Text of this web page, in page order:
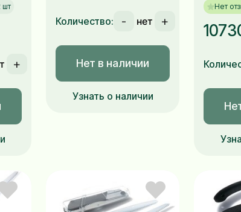
шт
+
Количество: - +
Нет в наличии
Узнать о наличии
Нет